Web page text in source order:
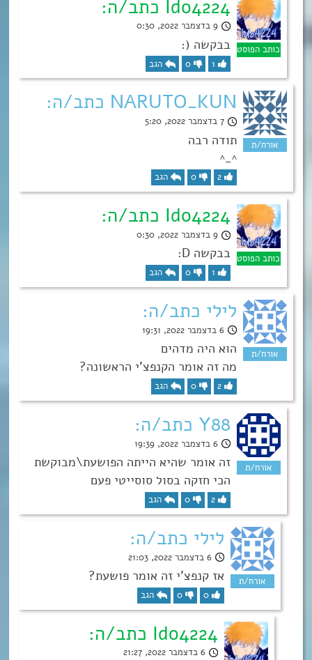
Ido4224 כתב/ה:
9 בדצמבר 2022, 0:30
בבקשה (:
1
0 הגב
NARUTO_KUN כתב/ה:
7 בדצמבר 2022, 5:20
תודה רבה
^_^
2
0 הגב
Ido4224 כתב/ה:
9 בדצמבר 2022, 0:30
בבקשה D:
1
0 הגב
לילי כתב/ה:
6 בדצמבר 2022, 19:31
הוא היה מדהים
מה זה אומר הקנפצ’י הראשונה?
2
0 הגב
Y88 כתב/ה:
6 בדצמבר 2022, 19:39
זה אומר שהיא הייתה הפושעת\מבוקשת
הכי חזקה בסול סוסייטי פעם
2
0 הגב
לילי כתב/ה:
6 בדצמבר 2022, 21:03
אז קנפצ’י זה אומר פושעת?
0
0 הגב
Ido4224 כתב/ה:
6 בדצמבר 2022, 21:27